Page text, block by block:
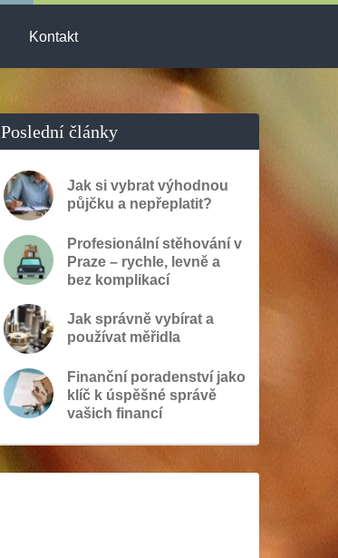
Kontakt
Poslední články
Jak si vybrat výhodnou
půjčku a nepřeplatit?
Profesionální stěhování v
Praze – rychle, levně a
bez komplikací
Jak správně vybírat a
používat měřidla
Finanční poradenství jako
klíč k úspěšné správě
vašich financí